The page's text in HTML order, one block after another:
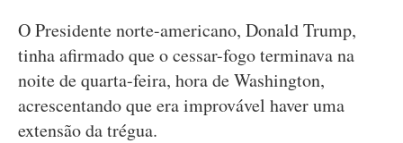
O Presidente norte-americano, Donald Trump,
tinha afirmado que o cessar-fogo terminava na
noite de quarta-feira, hora de Washington,
acrescentando que era improvável haver uma
extensão da trégua.